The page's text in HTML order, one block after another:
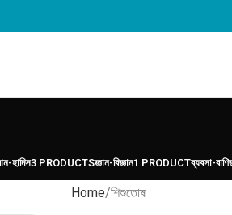
হাদিস3 PRODUCTSজ্ঞান-বিজ্ঞান1 PRODUCTব্যবসা-
Home শিশুতোষ